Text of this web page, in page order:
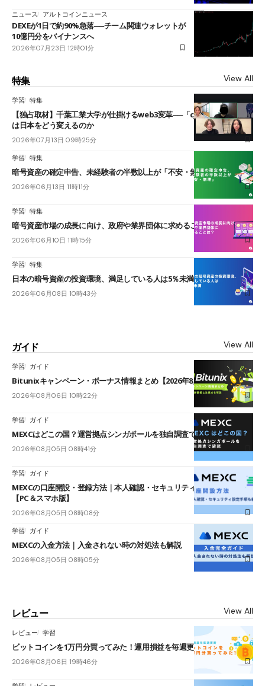
ニュース アルトコインニュース
DEXEが1日で約90%急落──チーム関連ウォレットが
10億円分をバイナンスへ
2026年07月23日 12時01分
特集 View All
学習 特集
【独占取材】千葉工業大学が仕掛けるweb3変革──「cJPY」とAIの融合
は日本をどう変えるのか
2026年07月13日 09時25分
学習 特集
暗号資産の確定申告、未経験者の半数以上が「不安・無理」
2026年06月13日 11時11分
学習 特集
暗号資産市場の成長に向け、政府や業界団体に求めることは？
2026年06月10日 11時15分
学習 特集
日本の暗号資産の投資環境、満足している人は5％未満
2026年06月08日 10時43分
ガイド View All
学習 ガイド
Bitunixキャンペーン・ボーナス情報まとめ【2026年8月最新】
2026年08月06日 10時22分
学習 ガイド
MEXCはどこの国？運営拠点シンガポールを独自調査で確認
2026年08月05日 08時41分
学習 ガイド
MEXCの口座開設・登録方法｜本人確認・セキュリティ設定手順も紹介
【PC＆スマホ版】
2026年08月05日 08時08分
学習 ガイド
MEXCの入金方法｜入金されない時の対処法も解説
2026年08月05日 08時05分
レビュー View All
レビュー 学習
ビットコインを1万円分買ってみた！運用損益を毎週更新
2026年08月06日 19時46分